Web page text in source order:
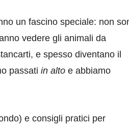
un fascino speciale: non
vedere gli animali da
e spesso diventano il
passati in alto e abbiamo
e consigli pratici per